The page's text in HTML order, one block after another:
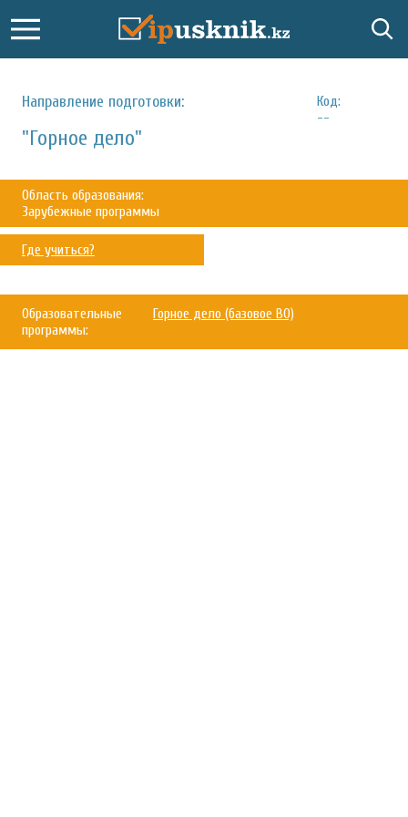
Направление подготовки:
Код:
--
"Горное дело"
Область образования:
Зарубежные программы
Где учиться?
Образовательные
программы:
Горное дело (базовое ВО)